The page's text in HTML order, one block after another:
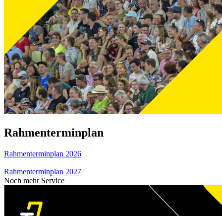
Rahmenterminplan
Rahmenterminplan 2026
Rahmenterminplan 2027
Noch mehr Service